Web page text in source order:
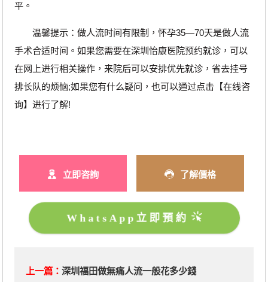
平。
温馨提示：做人流时间有限制，怀孕35—70天是做人流
手术合适时间。如果您需要在深圳怡康医院预约就诊，可以
在网上进行相关操作，来院后可以安排优先就诊，省去挂号
排长队的烦恼;如果您有什么疑问，也可以通过点击【在线咨
询】进行了解!
立即咨詢 了解價格
WhatsApp立即預約
上一篇： 深圳福田做無痛人流一般花多少錢